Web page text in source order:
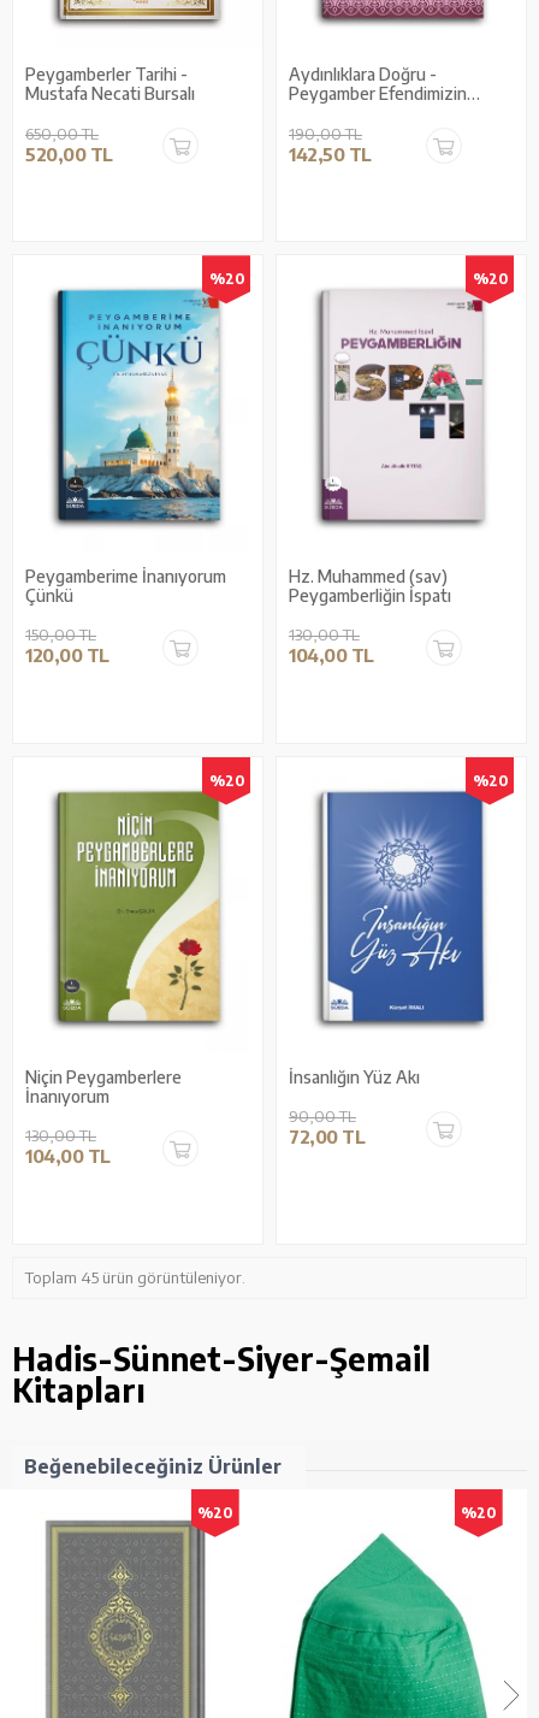
Peygamberler Tarihi -
Mustafa Necati Bursalı
650,00 TL
520,00 TL
Aydınlıklara Doğru -
Peygamber Efendimizin
190,00 TL
142,50 TL
%20
Peygamberime İnanıyorum
Çünkü
150,00 TL
120,00 TL
%20
Hz. Muhammed (sav)
Peygamberliğin İspatı
130,00 TL
104,00 TL
%20
Niçin Peygamberlere
İnanıyorum
130,00 TL
104,00 TL
%20
İnsanlığın Yüz Akı
90,00 TL
72,00 TL
Toplam 45 ürün görüntüleniyor.
Hadis-Sünnet-Siyer-Şemail
Kitapları
Beğenebileceğiniz Ürünler
%20 %20